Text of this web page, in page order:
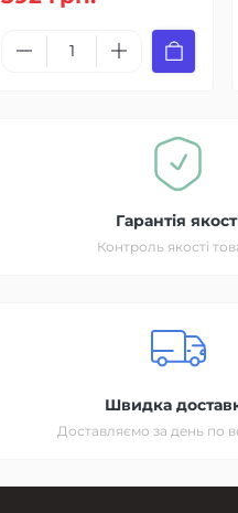
Гарантія
Контроль якості
Швидка
Доставляємо за день по